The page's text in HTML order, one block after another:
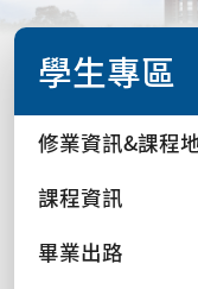
學生專區
修業資訊&課程
課程資訊
畢業出路